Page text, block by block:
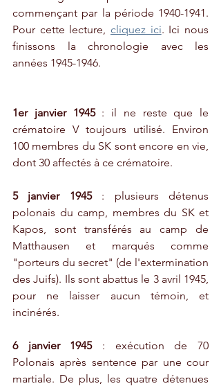
commençant par la période 1940-1941.
Pour cette lecture, cliquez ici. Ici nous
finissons la chronologie avec les
années 1945-1946.
1er janvier 1945 : il ne reste que le
crématoire V toujours utilisé. Environ
100 membres du SK sont encore en vie,
dont 30 affectés à ce crématoire.
5 janvier 1945 : plusieurs détenus
polonais du camp, membres du SK et
Kapos, sont transférés au camp de
Matthausen et marqués comme
"porteurs du secret" (de l'extermination
des Juifs). Ils sont abattus le 3 avril 1945,
pour ne laisser aucun témoin, et
incinérés.
6 janvier 1945 : exécution de 70
Polonais après sentence par une cour
martiale. De plus, les quatre détenues